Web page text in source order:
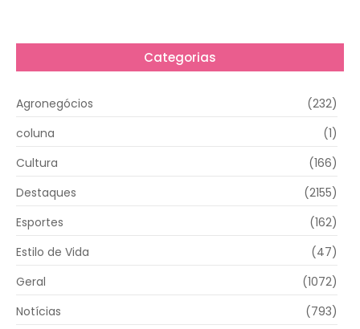
Categorias
Agronegócios
(232)
coluna
(1)
Cultura
(166)
Destaques
(2155)
Esportes
(162)
Estilo de Vida
(47)
Geral
(1072)
Notícias
(793)